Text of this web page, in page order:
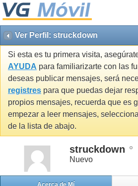
Ver Perfil: struckdown
Si esta es tu primera visita,
AYUDA para familiarizarte con las
deseas publicar mensajes, será
registres para que puedas dejar
propios mensajes, recuerda que es
empezar a leer mensajes,
de la lista de abajo.
struckdown
Nuevo